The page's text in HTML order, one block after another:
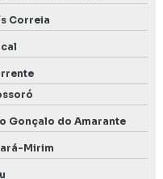
Correia
Gonçalo do Amarante
Mirim